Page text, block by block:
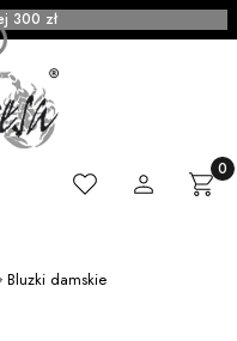
300 zł
UlubioneZaloguj się
Bluzki damskie